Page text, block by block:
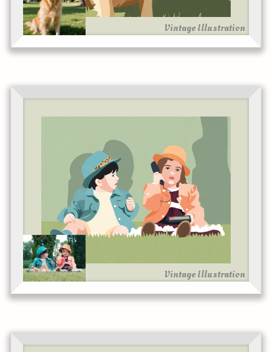
Vintage Illustration
Vintage Illustration